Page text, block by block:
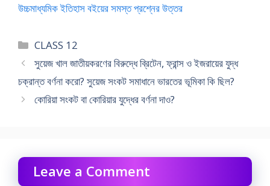
উচ্চমাধ্যমিক ইতিহাস বইয়ের সমস্ত প্রশ্নের উত্তর
Categories
CLASS 12
সুয়েজ খাল জাতীয়করণের বিরুদ্ধে ব্রিটেন, ফ্রান্স ও ইজরায়ের যুদ্ধ
চক্রান্ত বর্ণনা করো? সুয়েজ সংকট সমাধানে ভারতের ভূমিকা কি ছিল?
কোরিয়া সংকট বা কোরিয়ার যুদ্ধের বর্ণনা দাও?
Leave a Comment